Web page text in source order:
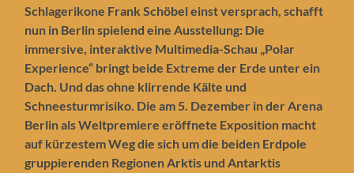
Schlagerikone Frank Schöbel einst versprach, schafft
nun in Berlin spielend eine Ausstellung: Die
immersive, interaktive Multimedia-Schau „Polar
Experience“ bringt beide Extreme der Erde unter ein
Dach. Und das ohne klirrende Kälte und
Schneesturmrisiko. Die am 5. Dezember in der Arena
Berlin als Weltpremiere eröffnete Exposition macht
auf kürzestem Weg die sich um die beiden Erdpole
gruppierenden Regionen Arktis und Antarktis